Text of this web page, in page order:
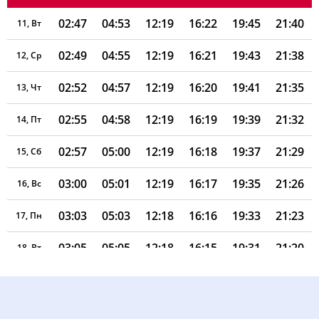
11, Вт 02:47 04:53 12:19 16:22 19:45 21:40
12, Ср 02:49 04:55 12:19 16:21 19:43 21:38
13, Чт 02:52 04:57 12:19 16:20 19:41 21:35
14, Пт 02:55 04:58 12:19 16:19 19:39 21:32
15, Сб 02:57 05:00 12:19 16:18 19:37 21:29
16, Вс 03:00 05:01 12:19 16:17 19:35 21:26
17, Пн 03:03 05:03 12:18 16:16 19:33 21:23
18, Вт 03:05 05:05 12:18 16:15 19:31 21:20
19, Ср 03:08 05:06 12:18 16:14 19:29 21:18